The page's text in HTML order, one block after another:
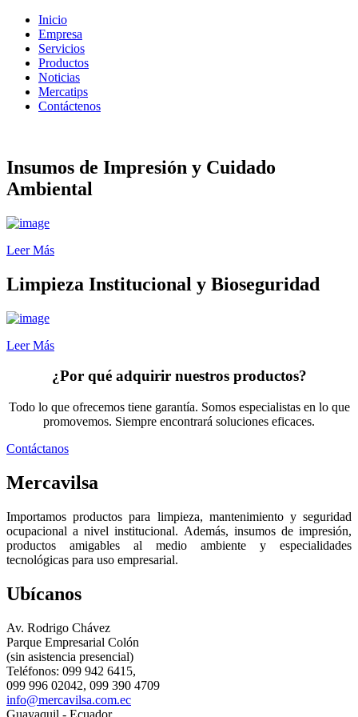
Inicio
Empresa
Servicios
Productos
Noticias
Mercatips
Contáctenos
Insumos de Impresión y Cuidado
Ambiental
Leer Más
Limpieza Institucional y Bioseguridad
Leer Más
¿Por qué adquirir nuestros productos?
Todo lo que ofrecemos tiene garantía. Somos especialistas en lo que
promovemos. Siempre encontrará soluciones eficaces.
Contáctanos
Mercavilsa
Importamos productos para limpieza, mantenimiento y seguridad
ocupacional a nivel institucional. Además, insumos de impresión,
productos amigables al medio ambiente y especialidades
tecnológicas para uso empresarial.
Ubícanos
Av. Rodrigo Chávez
Parque Empresarial Colón
(sin asistencia presencial)
Teléfonos: 099 942 6415,
099 996 02042, 099 390 4709
info@mercavilsa.com.ec
Guayaquil - Ecuador